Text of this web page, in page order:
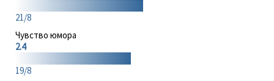
21/8
Чувство юмора
2.4
19/8